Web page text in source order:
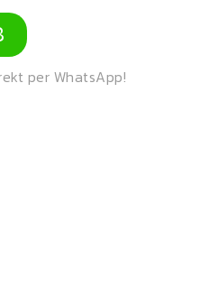
per WhatsApp!